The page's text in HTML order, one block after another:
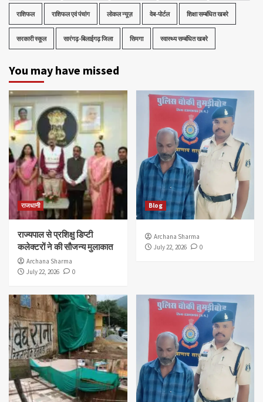
राशिफल राशिफल एवं पंचांग लोकल न्यूज़ वेब-पोर्टल शिक्षा सम्बंधित खबरे
सरकारी स्कूल सारंगढ़-बिलाईगढ़ जिला सिमगा स्वास्थ्य सम्बंधित खबरे
You may have missed
राजधानी
राज्यपाल से प्रशिक्षु डिप्टी
कलेक्टरों ने की सौजन्य मुलाकात
Archana Sharma
July 22, 2026
0
Blog
Archana Sharma
July 22, 2026
0